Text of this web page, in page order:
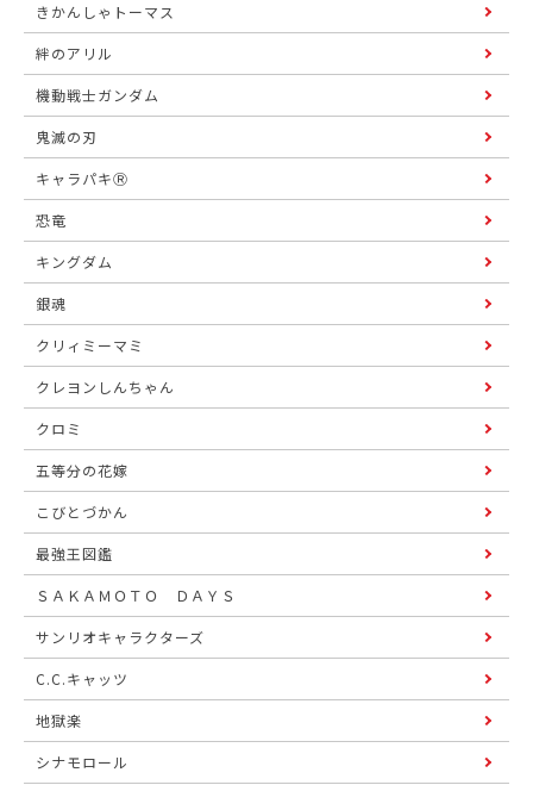
きかんしゃトーマス
絆のアリル
機動戦士ガンダム
鬼滅の刃
キャラパキⓇ
恐竜
キングダム
銀魂
クリィミーマミ
クレヨンしんちゃん
クロミ
五等分の花嫁
こびとづかん
最強王図鑑
ＳＡＫＡＭＯＴＯ ＤＡＹＳ
サンリオキャラクターズ
C.C.キャッツ
地獄楽
シナモロール